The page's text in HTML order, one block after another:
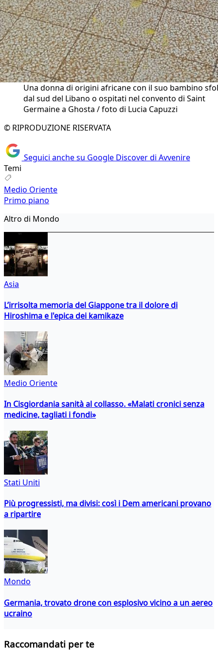
Una donna di origini africane con il suo bambino
dal sud del Libano o ospitati nel convento di Saint
Germaine a Ghosta / foto di Lucia Capuzzi
© RIPRODUZIONE RISERVATA
Seguici anche su Google Discover di Avvenire
Temi
Medio Oriente
Primo piano
Altro di Mondo
Asia
L’irrisolta memoria del Giappone tra il dolore di
Hiroshima e l'epica dei kamikaze
Medio Oriente
In Cisgiordania sanità al collasso. «Malati cronici senza
medicine, tagliati i fondi»
Stati Uniti
Più progressisti, ma divisi: così i Dem americani provano
a ripartire
Mondo
Germania, trovato drone con esplosivo vicino a un aereo
ucraino
Raccomandati per te